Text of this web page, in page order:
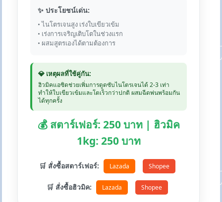
✨ ประโยชน์เด่น:
• ไนโตรเจนสูง เร่งใบเขียวเข้ม
• เร่งการเจริญเติบโตในช่วงแรก
• ผสมสูตรเองได้ตามต้องการ
💎 เหตุผลที่ใช้คู่กัน:
ฮิวมิคแอซิดช่วยเพิ่มการดูดซับไนโตรเจนได้ 2-3 เท่า
ทำให้ใบเขียวเข้มและโตเร็วกว่าปกติ ผสมฉีดพ่นพร้อมกัน
ได้ทุกครั้ง
💰 สตาร์เฟอร์: 250 บาท | ฮิวมิค
1kg: 250 บาท
🛒 สั่งซื้อสตาร์เฟอร์: Lazada Shopee
🛒 สั่งซื้อฮิวมิค: Lazada Shopee